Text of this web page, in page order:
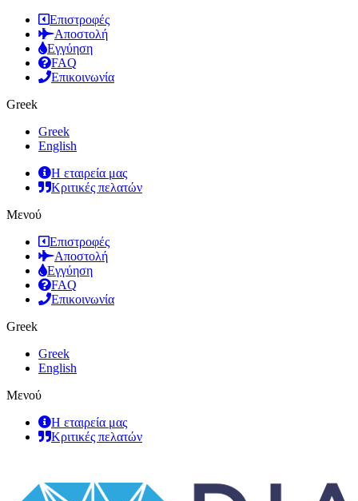
Επιστροφές
Αποστολή
Εγγύηση
FAQ
Επικοινωνία
Greek
Greek
English
Η εταιρεία μας
Κριτικές πελατών
Μενού
Επιστροφές
Αποστολή
Εγγύηση
FAQ
Επικοινωνία
Greek
Greek
English
Μενού
Η εταιρεία μας
Κριτικές πελατών